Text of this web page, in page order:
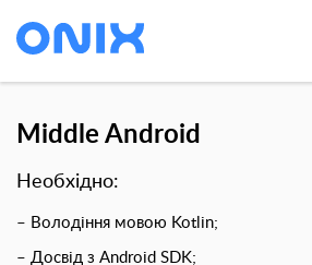
Middle Android
Необхідно:
– Володіння мовою Kotlin;
– Досвід з Android SDK;